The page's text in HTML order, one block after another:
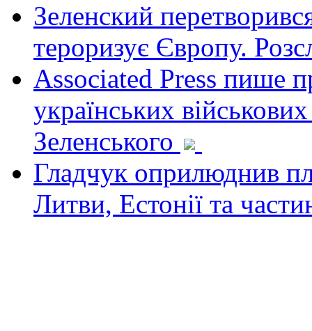
Зеленский
тероризує Європу.
Associated Press пише
українських
Зеленського
Гладчук оприлюднив
Литви, Естонії та